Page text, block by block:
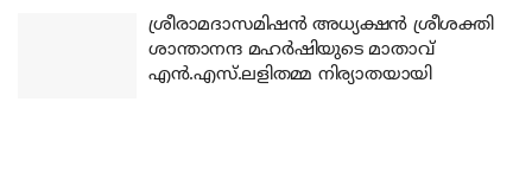
ശ്രീരാമദാസമിഷന്‍ അധ്യക്ഷന്‍ ശ്രീശക്തി
ശാന്താനന്ദ മഹര്‍ഷിയുടെ മാതാവ്
എന്‍.എസ്.ലളിതമ്മ നിര്യാതയായി